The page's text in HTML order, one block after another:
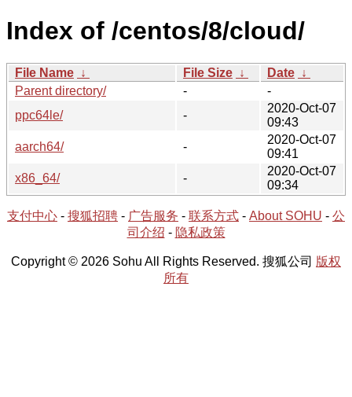
Index of /centos/8/cloud/
File Name ↓ File Size ↓ Date ↓
Parent directory/
-
-
ppc64le/
-
2020-Oct-07
09:43
aarch64/
-
2020-Oct-07
09:41
x86_64/
-
2020-Oct-07
09:34
支付中心 - 搜狐招聘 - 广告服务 - 联系方式 - About SOHU - 公
司介绍 - 隐私政策
Copyright © 2026 Sohu All Rights Reserved. 搜狐公司 版权
所有